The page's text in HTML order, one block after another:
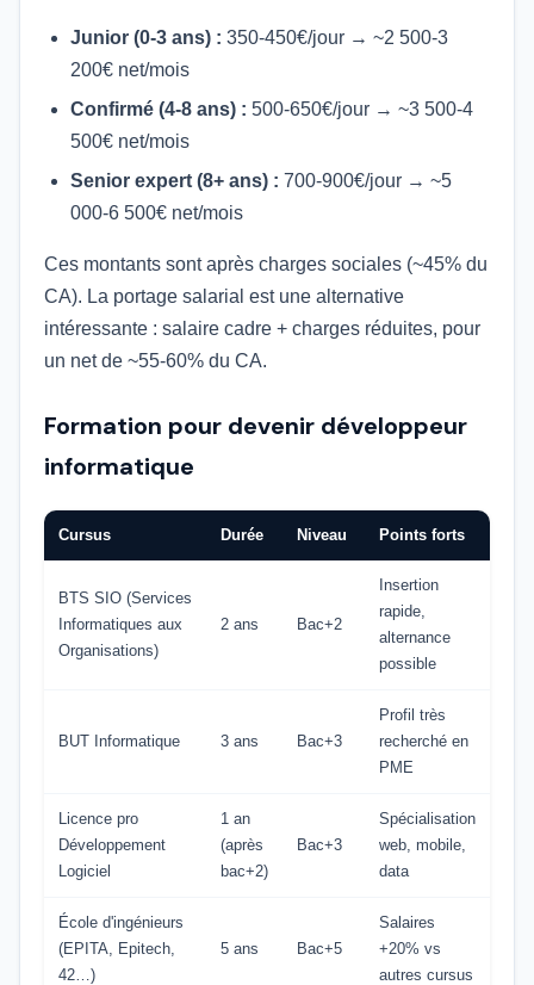
Junior (0-3 ans) : 350-450€/jour → ~2 500-3
200€ net/mois
Confirmé (4-8 ans) : 500-650€/jour → ~3 500-4
500€ net/mois
Senior expert (8+ ans) : 700-900€/jour → ~5
000-6 500€ net/mois
Ces montants sont après charges sociales (~45% du
CA). La portage salarial est une alternative
intéressante : salaire cadre + charges réduites, pour
un net de ~55-60% du CA.
Formation pour devenir développeur
informatique
Cursus Durée Niveau Points forts
BTS SIO (Services
Informatiques aux
Organisations)
2 ans Bac+2
Insertion
rapide,
alternance
possible
BUT Informatique 3 ans Bac+3
Profil très
recherché en
PME
Licence pro
Développement
Logiciel
1 an
(après
bac+2)
Bac+3
Spécialisation
web, mobile,
data
École d'ingénieurs
(EPITA, Epitech,
42…)
5 ans Bac+5
Salaires
+20% vs
autres cursus